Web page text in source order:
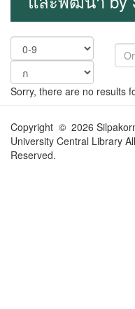
Sorry, there are no results
Copyright © 2026
University Central Library
Reserved.